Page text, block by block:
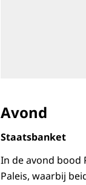
Avond
Staatsbanket
In de avond bood
Paleis, waarbij